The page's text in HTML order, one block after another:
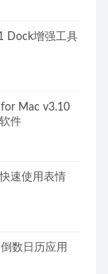
Dock增强工具
Mac v3.10
件
速使用表情
数日历应用